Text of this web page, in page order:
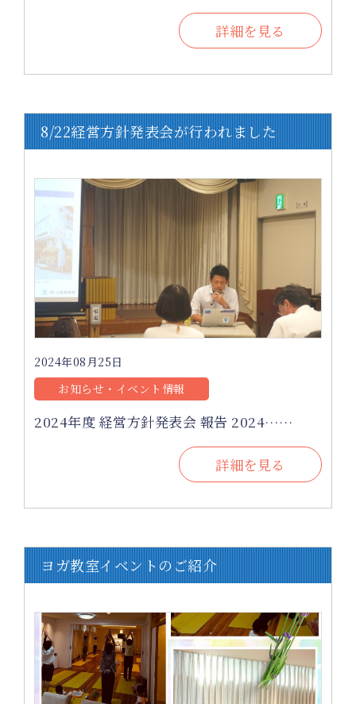
詳細を見る
8/22経営方針発表会が行われました
2024年08月25日
お知らせ・イベント情報
2024年度 経営方針発表会 報告 2024……
詳細を見る
ヨガ教室イベントのご紹介